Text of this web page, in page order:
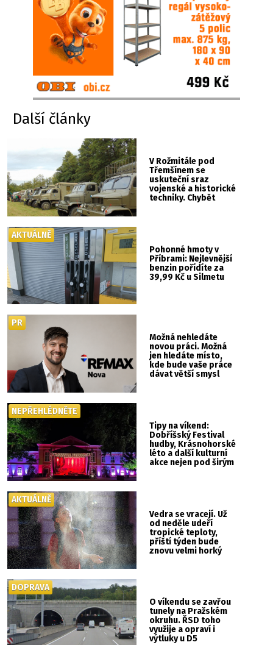
Další články
V Rožmitále pod
Třemšínem se
uskuteční sraz
vojenské a historické
techniky. Chybět
Pohonné hmoty v
Příbrami: Nejlevnější
benzin pořídíte za
39,99 Kč u Silmetu
AKTUÁLNĚ
Možná nehledáte
novou práci. Možná
jen hledáte místo,
kde bude vaše práce
dávat větší smysl
PR
Tipy na víkend:
Dobříšský Festival
hudby, Krásnohorské
léto a další kulturní
akce nejen pod širým
NEPŘEHLÉDNĚTE
Vedra se vracejí. Už
od neděle udeří
tropické teploty,
příští týden bude
znovu velmi horký
AKTUÁLNĚ
O víkendu se zavřou
tunely na Pražském
okruhu. ŘSD toho
využije a opraví i
výtluky u D5
DOPRAVA